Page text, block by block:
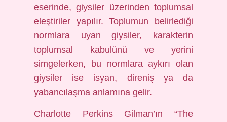
eserinde, giysiler üzerinden toplumsal
eleştiriler yapılır. Toplumun belirlediği
normlara uyan giysiler, karakterin
toplumsal kabulünü ve yerini
simgelerken, bu normlara aykırı olan
giysiler ise isyan, direniş ya da
yabancılaşma anlamına gelir.
Charlotte Perkins Gilman’ın “The